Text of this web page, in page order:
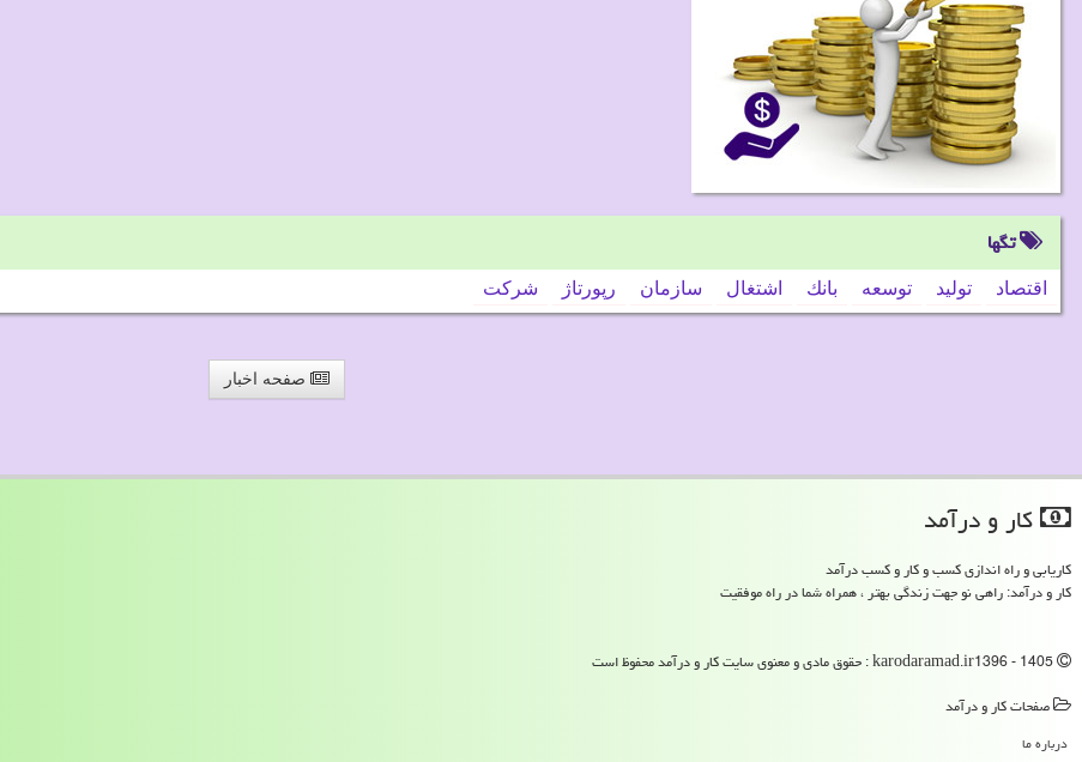
تگها
اقتصاد تولید توسعه بانك اشتغال سازمان رپورتاژ شركت
صفحه اخبار
كار و درآمد
کاریابی و راه اندازی کسب و کار و کسب درآمد
کار و درآمد: راهی نو جهت زندگی بهتر ، همراه شما در راه موفقیت
صفحات كار و درآمد
درباره ما